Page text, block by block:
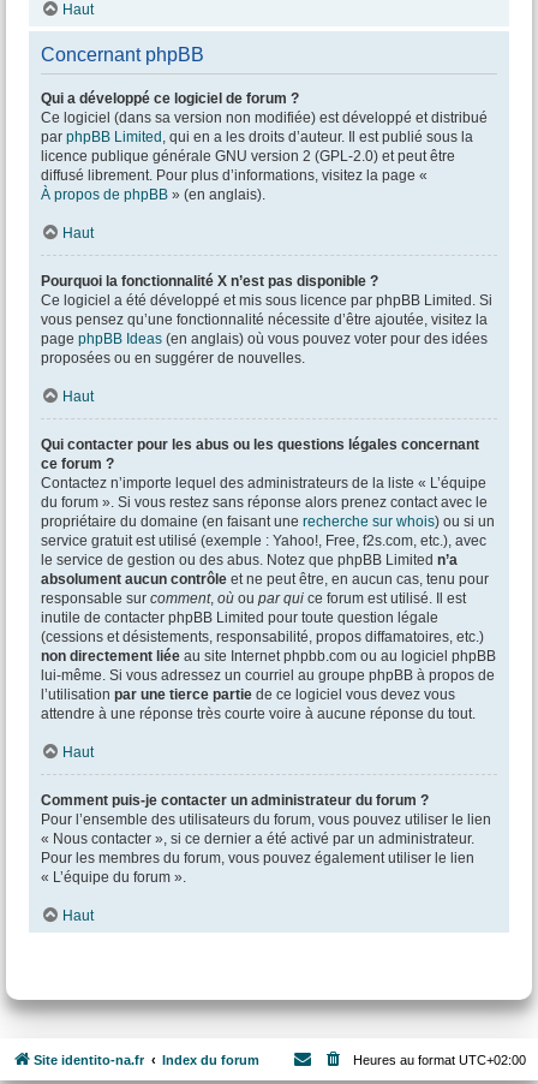
Haut
Concernant phpBB
Qui a développé ce logiciel de forum ?
Ce logiciel (dans sa version non modifiée) est développé et distribué
par phpBB Limited , qui en a les droits d’auteur. Il est publié sous la
licence publique générale GNU version 2 (GPL-2.0) et peut être
diffusé librement. Pour plus d’informations, visitez la page «
À propos de phpBB » (en anglais).
Haut
Pourquoi la fonctionnalité X n’est pas disponible ?
Ce logiciel a été développé et mis sous licence par phpBB Limited. Si
vous pensez qu’une fonctionnalité nécessite d’être ajoutée, visitez la
page phpBB Ideas (en anglais) où vous pouvez voter pour des idées
proposées ou en suggérer de nouvelles.
Haut
Qui contacter pour les abus ou les questions légales concernant
ce forum ?
Contactez n’importe lequel des administrateurs de la liste « L’équipe
du forum ». Si vous restez sans réponse alors prenez contact avec le
propriétaire du domaine (en faisant une recherche sur whois) ou si un
service gratuit est utilisé (exemple : Yahoo!, Free, f2s.com, etc.), avec
le service de gestion ou des abus. Notez que phpBB Limited n’a
absolument aucun contrôle et ne peut être, en aucun cas, tenu pour
responsable sur comment, où ou par qui ce forum est utilisé. Il est
inutile de contacter phpBB Limited pour toute question légale
(cessions et désistements, responsabilité, propos diffamatoires, etc.)
non directement liée au site Internet phpbb.com ou au logiciel phpBB
lui-même. Si vous adressez un courriel au groupe phpBB à propos de
l’utilisation par une tierce partie de ce logiciel vous devez vous
attendre à une réponse très courte voire à aucune réponse du tout.
Haut
Comment puis-je contacter un administrateur du forum ?
Pour l’ensemble des utilisateurs du forum, vous pouvez utiliser le lien
« Nous contacter », si ce dernier a été activé par un administrateur.
Pour les membres du forum, vous pouvez également utiliser le lien
« L’équipe du forum ».
Haut
Site identito-na.fr Index du forum Heures au format UTC+02:00